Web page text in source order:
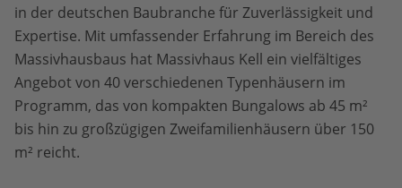
in der deutschen Baubranche für Zuverlässigkeit und
Expertise. Mit umfassender Erfahrung im Bereich des
Massivhausbaus hat Massivhaus Kell ein vielfältiges
Angebot von 40 verschiedenen Typenhäusern im
Programm, das von kompakten Bungalows ab 45 m²
bis hin zu großzügigen Zweifamilienhäusern über 150
m² reicht.